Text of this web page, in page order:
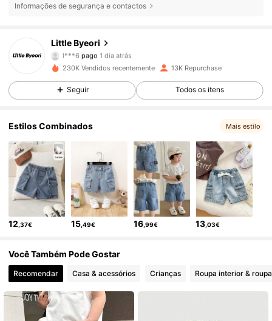
Informações de segurança e contactos
Little Byeori
4,82
12K Seguidores
l***6 pago 1 dia atrás
4,82 12K Seguidores
4,82 12K Seguidores
4,82 12K Seguidores
4,82 12K Seguidores
230K Vendidos recentemente 13K Repurchase
Seguir Todos os itens
Estilos Combinados Mais estilo
12 ,37€ 15 ,49€ 16,99€ 13 ,03€
Você Também Pode Gostar
Recomendar Casa & acessórios Crianças Roupa interior &